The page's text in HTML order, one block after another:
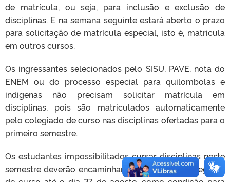
de matrícula, ou seja, para inclusão e exclusão de
disciplinas. E na semana seguinte estará aberto o prazo
para solicitação de matrícula especial, isto é, matrícula
em outros cursos.
Os ingressantes selecionados pelo SISU, PAVE, nota do
ENEM ou do processo especial para quilombolas e
indígenas não precisam solicitar matrícula em
disciplinas, pois são matriculados automaticamente
pelo colegiado de curso nas disciplinas ofertadas para o
primeiro semestre.
Os estudantes impossibilitados cursar disciplinas neste
semestre deverão encaminhar justificativa ao colegiado